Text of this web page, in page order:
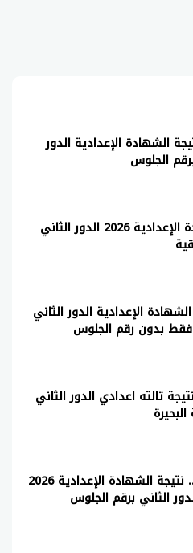
الشهادة الإعدادية الدور
نتيجة الشهادة الإعدادية 2026 الدور الثاني
الإعدادية الدور الثاني
تالته اعدادي الدور الثاني
اعرف درجاتك.. نتيجة الشهادة الإعدادية 2026
الثاني برقم الجلوس